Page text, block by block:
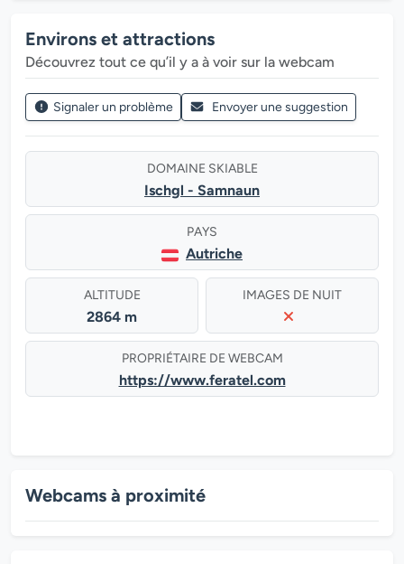
Environs et attractions
Découvrez tout ce qu’il y a à voir sur la webcam
Signaler un problème Envoyer une suggestion
DOMAINE SKIABLE
Ischgl - Samnaun
PAYS
Autriche
ALTITUDE
2864 m
IMAGES DE NUIT
PROPRIÉTAIRE DE WEBCAM
https://www.feratel.com
Webcams à proximité